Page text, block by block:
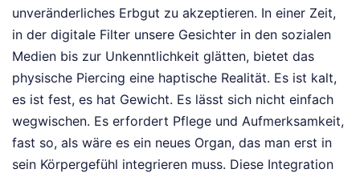
unveränderliches Erbgut zu akzeptieren. In einer Zeit,
in der digitale Filter unsere Gesichter in den sozialen
Medien bis zur Unkenntlichkeit glätten, bietet das
physische Piercing eine haptische Realität. Es ist kalt,
es ist fest, es hat Gewicht. Es lässt sich nicht einfach
wegwischen. Es erfordert Pflege und Aufmerksamkeit,
fast so, als wäre es ein neues Organ, das man erst in
sein Körpergefühl integrieren muss. Diese Integration